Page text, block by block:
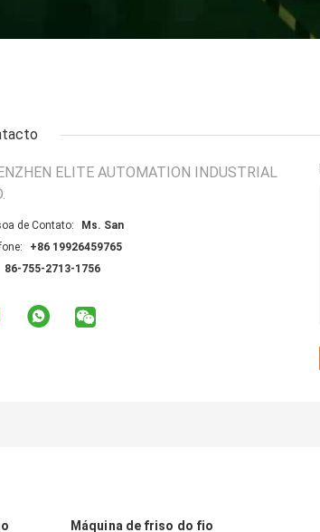
ELITE AUTOMATION INDUSTRIAL
de Contato:
Ms. San
+86 19926459765
86-755-2713-1756
Máquina de friso do fio